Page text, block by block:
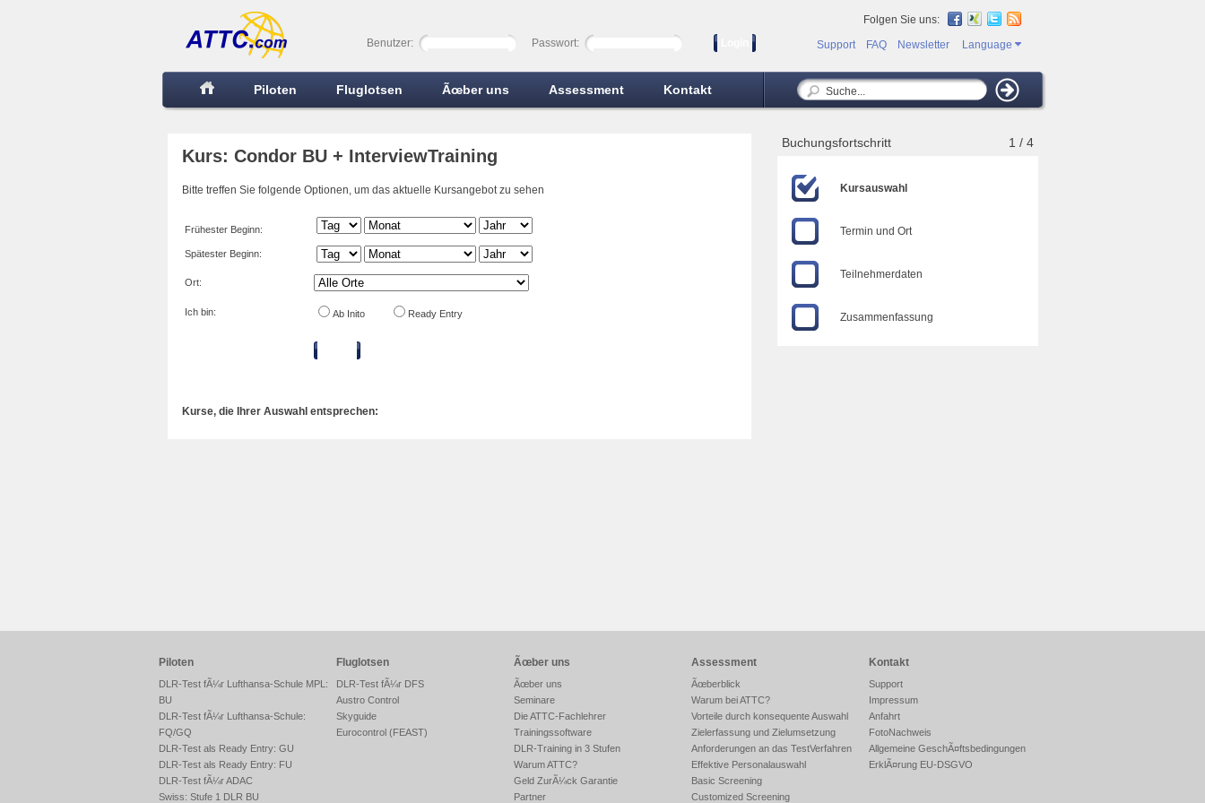
Benutzer: Passwort:
Folgen Sie uns:
Language
Support FAQ Newsletter
Piloten Fluglotsen Ãœber uns Assessment Kontakt
Kurs: Condor BU + InterviewTraining
Bitte treffen Sie folgende Optionen, um das aktuelle Kursangebot zu sehen
Frühester Beginn:
Spätester Beginn:
Ort:
Ich bin: Ab Inito Ready Entry
Kurse, die Ihrer Auswahl entsprechen:
Buchungsfortschritt 1 / 4
Kursauswahl
Termin und Ort
Teilnehmerdaten
Zusammenfassung
Piloten
DLR-Test fÃ¼r Lufthansa-Schule MPL:
BU
DLR-Test fÃ¼r Lufthansa-Schule:
FQ/GQ
DLR-Test als Ready Entry: GU
DLR-Test als Ready Entry: FU
DLR-Test fÃ¼r ADAC
Swiss: Stufe 1 DLR BU
Fluglotsen
DLR-Test fÃ¼r DFS
Austro Control
Skyguide
Eurocontrol (FEAST)
Ãœber uns
Ãœber uns
Seminare
Die ATTC-Fachlehrer
Trainingssoftware
DLR-Training in 3 Stufen
Warum ATTC?
Geld ZurÃ¼ck Garantie
Partner
Assessment
Ãœberblick
Warum bei ATTC?
Vorteile durch konsequente Auswahl
Zielerfassung und Zielumsetzung
Anforderungen an das TestVerfahren
Effektive Personalauswahl
Basic Screening
Customized Screening
Kontakt
Support
Impressum
Anfahrt
FotoNachweis
Allgemeine GeschÃ¤ftsbedingungen
ErklÃ¤rung EU-DSGVO